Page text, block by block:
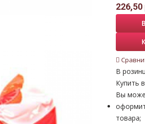
226,50
В
Купить
Вы
товара;